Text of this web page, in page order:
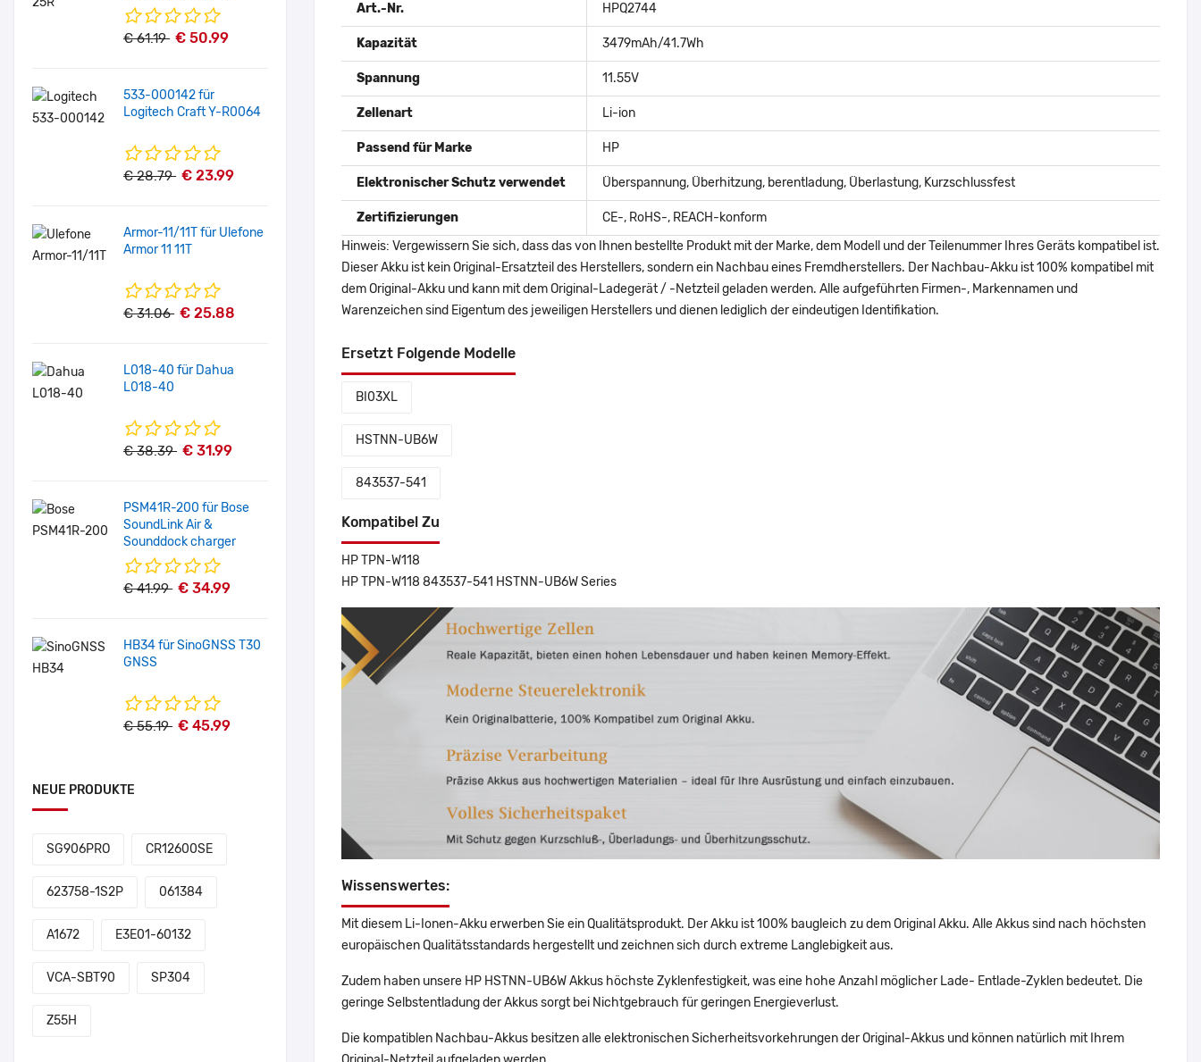
€ 61.19 € 50.99
533-000142 für
Logitech Craft Y-R0064
€ 28.79 € 23.99
Armor-11/11T für Ulefone
Armor 11 11T
€ 31.06 € 25.88
L018-40 für Dahua
L018-40
€ 38.39 € 31.99
PSM41R-200 für Bose
SoundLink Air &
Sounddock charger
€ 41.99 € 34.99
HB34 für SinoGNSS T30
GNSS
€ 55.19 € 45.99
NEUE PRODUKTE
SG906PRO CR12600SE
623758-1S2P 061384
A1672 E3E01-60132
VCA-SBT90 SP304
Z55H
Art.-Nr. HPQ2744
Kapazität 3479mAh/41.7Wh
Spannung 11.55V
Zellenart Li-ion
Passend für Marke HP
Elektronischer Schutz verwendet Überspannung, Überhitzung, berentladung, Überlastung, Kurzschlussfest
Zertifizierungen
CE-, RoHS-, REACH-konform
Hinweis: Vergewissern Sie sich, dass das von Ihnen bestellte Produkt mit der Marke, dem Modell und der Teilenummer Ihres Geräts kompatibel ist.
Dieser Akku ist kein Original-Ersatzteil des Herstellers, sondern ein Nachbau eines Fremdherstellers. Der Nachbau-Akku ist 100% kompatibel mit
dem Original-Akku und kann mit dem Original-Ladegerät / -Netzteil geladen werden. Alle aufgeführten Firmen-, Markennamen und
Warenzeichen sind Eigentum des jeweiligen Herstellers und dienen lediglich der eindeutigen Identifikation.
Ersetzt Folgende Modelle
BI03XL
HSTNN-UB6W
843537-541
Kompatibel Zu
HP TPN-W118
HP TPN-W118 843537-541 HSTNN-UB6W Series
Wissenswertes:
Mit diesem Li-Ionen-Akku erwerben Sie ein Qualitätsprodukt. Der Akku ist 100% baugleich zu dem Original Akku. Alle Akkus sind nach höchsten
europäischen Qualitätsstandards hergestellt und zeichnen sich durch extreme Langlebigkeit aus.
Zudem haben unsere HP HSTNN-UB6W Akkus höchste Zyklenfestigkeit, was eine hohe Anzahl möglicher Lade- Entlade-Zyklen bedeutet. Die
geringe Selbstentladung der Akkus sorgt bei Nichtgebrauch für geringen Energieverlust.
Die kompatiblen Nachbau-Akkus besitzen alle elektronischen Sicherheitsvorkehrungen der Original-Akkus und können natürlich mit Ihrem